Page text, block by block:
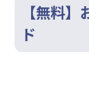
【無料
ド